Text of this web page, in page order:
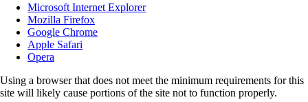
Microsoft Internet Explorer
Mozilla Firefox
Google Chrome
Apple Safari
Opera
Using a browser that does not meet the minimum requirements for this
site will likely cause portions of the site not to function properly.